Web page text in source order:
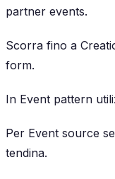
partner events.
Scorra fino a
form.
In Event pattern
Per Event source
tendina.